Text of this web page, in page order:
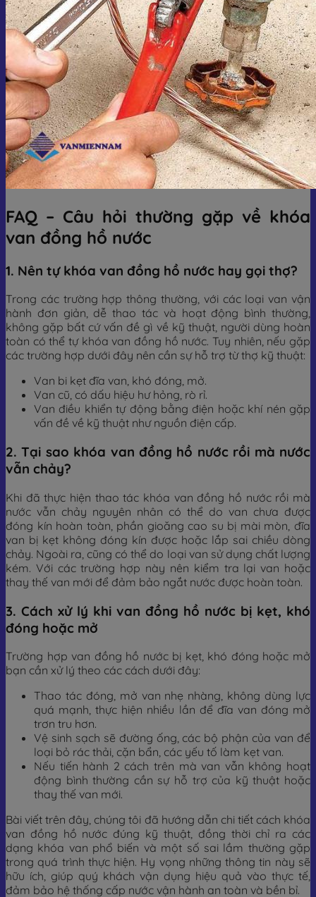
FAQ – Câu hỏi thường gặp về khóa
van đồng hồ nước
1. Nên tự khóa van đồng hồ nước hay gọi thợ?
Trong các trường hợp thông thường, với các loại van vận
hành đơn giản, dễ thao tác và hoạt động bình thường,
không gặp bất cứ vấn đề gì về kỹ thuật, người dùng hoàn
toàn có thể tự khóa van đồng hồ nước. Tuy nhiên, nếu gặp
các trường hợp dưới đây nên cần sự hỗ trợ từ thợ kỹ thuật:
Van bi kẹt đĩa van, khó đóng, mở.
Van cũ, có dấu hiệu hư hỏng, rò rỉ.
Van điều khiển tự động bằng điện hoặc khí nén gặp
vấn đề về kỹ thuật như nguồn điện cấp.
2. Tại sao khóa van đồng hồ nước rồi mà nước
vẫn chảy?
Khi đã thực hiện thao tác khóa van đồng hồ nước rồi mà
nước vẫn chảy nguyên nhân có thể do van chưa được
đóng kín hoàn toàn, phần gioăng cao su bị mài mòn, đĩa
van bị kẹt không đóng kín được hoặc lắp sai chiều dòng
chảy. Ngoài ra, cũng có thể do loại van sử dụng chất lượng
kém. Với các trường hợp này nên kiểm tra lại van hoặc
thay thế van mới để đảm bảo ngắt nước được hoàn toàn.
3. Cách xử lý khi van đồng hồ nước bị kẹt, khó
đóng hoặc mở
Trường hợp van đồng hồ nước bị kẹt, khó đóng hoặc mở
bạn cần xử lý theo các cách dưới đây:
Thao tác đóng, mở van nhẹ nhàng, không dùng lực
quá mạnh, thực hiện nhiều lần để đĩa van đóng mở
trơn tru hơn.
Vệ sinh sạch sẽ đường ống, các bộ phận của van để
loại bỏ rác thải, cặn bẩn, các yếu tố làm kẹt van.
Nếu tiến hành 2 cách trên mà van vẫn không hoạt
động bình thường cần sự hỗ trợ của kỹ thuật hoặc
thay thế van mới.
Bài viết trên đây, chúng tôi đã hướng dẫn chi tiết cách khóa
van đồng hồ nước đúng kỹ thuật, đồng thời chỉ ra các
dạng khóa van phổ biến và một số sai lầm thường gặp
trong quá trình thực hiện. Hy vọng những thông tin này sẽ
hữu ích, giúp quý khách vận dụng hiệu quả vào thực tế,
đảm bảo hệ thống cấp nước vận hành an toàn và bền bỉ.